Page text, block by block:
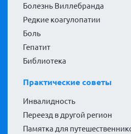
Болезнь Виллебранда
Редкие коагулопатии
Боль
Гепатит
Библиотека
Практические советы
Инвалидность
Переезд в другой регион
Памятка для